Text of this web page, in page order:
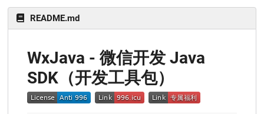
README.md
WxJava - 微信开发 Java
SDK（开发工具包）